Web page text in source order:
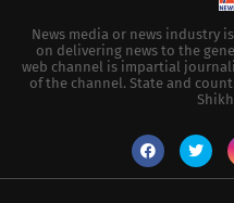
News media or news industry
on delivering news to the
web channel is impartial
of the channel. State and